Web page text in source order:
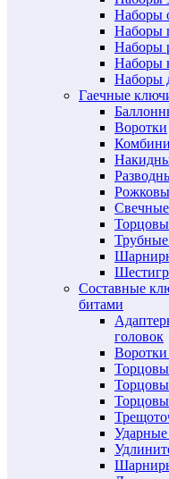
Наборы
Наборы
Наборы
Наборы
Наборы
Гаечные
Воротки
Составные
битами
головок
Воротки